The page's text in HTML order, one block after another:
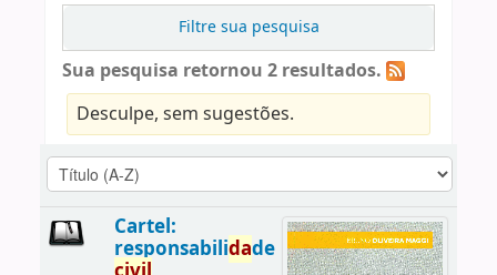
Filtre sua pesquisa
Sua pesquisa retornou 2 resultados.
Desculpe, sem sugestões.
Cartel:
responsabilidade